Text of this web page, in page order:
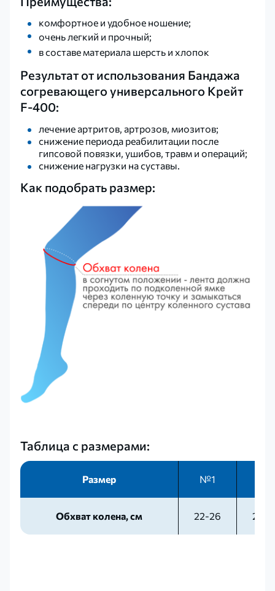
комфортное и удобное ношение;
очень легкий и прочный;
в составе материала шерсть и хлопок
Результат от использования Бандажа
согревающего универсального Крейт
F-400:
лечение артритов, артрозов, миозитов;
снижение периода реабилитации после
гипсовой повязки, ушибов, травм и операций;
снижение нагрузки на суставы.
Как подобрать размер:
Таблица с размерами:
Размер №1
Обхват колена, см 22-26 26-